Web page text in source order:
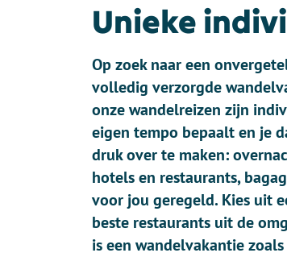
Unieke
Op zoek naar een
volledig verzorgde
onze wandelreizen zijn
eigen tempo bepaalt en je
druk over te maken:
hotels en restaurants,
voor jou geregeld. Kies uit
beste restaurants uit de
is een wandelvakantie